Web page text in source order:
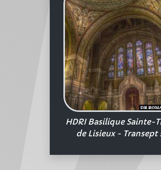
HDRI Basilique Sainte-
de Lisieux - Transept